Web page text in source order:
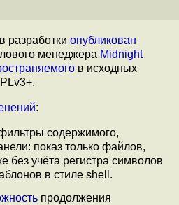
разработки опубликован
менеджера Midnight
в исходных
:
содержимого,
показ только файлов,
без учёта регистра символов
в стиле shell.
продолжения